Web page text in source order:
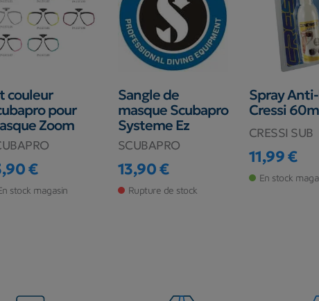
couleur
pour
Zoom
€
stock magasin
Sangle de
masque Scubapro
Systeme Ez
SCUBAPRO
Prix
13,90 €
Rupture de stock
Spray
Cressi
CRESSI SUB
Prix
11,99 €
En stock